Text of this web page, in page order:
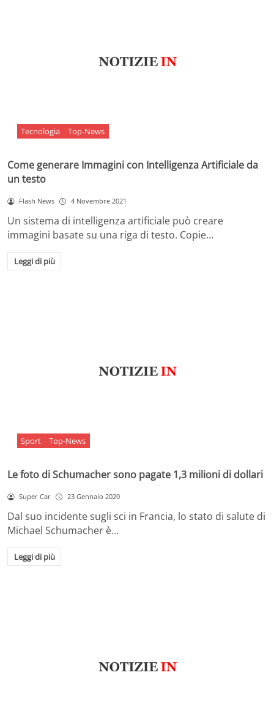
Tecnologia Top-News
Come generare Immagini con Intelligenza Artificiale da
un testo
Flash News 4 Novembre 2021
Un sistema di intelligenza artificiale può creare
immagini basate su una riga di testo. Copie…
Leggi di più
Sport Top-News
Le foto di Schumacher sono pagate 1,3 milioni di dollari
Super Car 23 Gennaio 2020
Dal suo incidente sugli sci in Francia, lo stato di salute di
Michael Schumacher è…
Leggi di più